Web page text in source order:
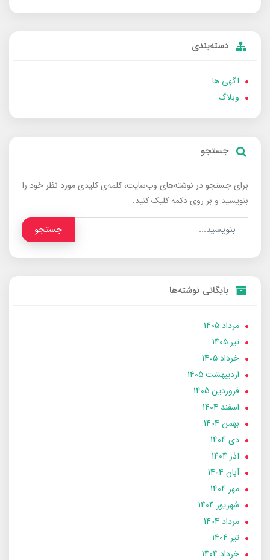
دسته‌بندی
آگهی ها
وبلاگ
جستجو
برای جستجو در نوشته‌های وب‌سایت، کلمه‌ی کلیدی مورد نظر خود را
بنویسید و بر روی دکمه کلیک کنید.
جستجو
بایگانی نوشته‌ها
مرداد 1405
تير 1405
خرداد 1405
ارديبهشت 1405
فروردین 1405
اسفند 1404
بهمن 1404
دی 1404
آذر 1404
آبان 1404
مهر 1404
شهریور 1404
مرداد 1404
تير 1404
خرداد 1404